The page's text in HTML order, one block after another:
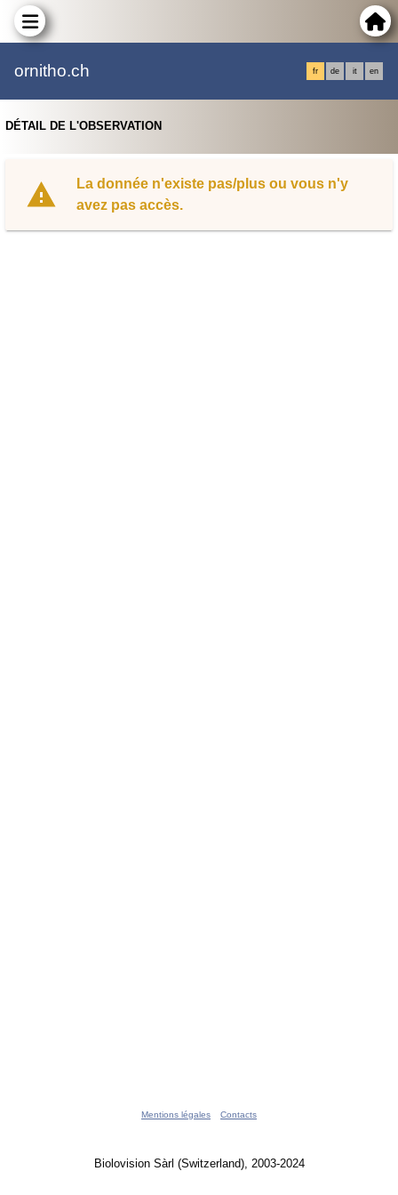
ornitho.ch fr de it en
DÉTAIL DE L'OBSERVATION
La donnée n'existe pas/plus ou vous n'y
avez pas accès.
Mentions légales Contacts
Biolovision Sàrl (Switzerland), 2003-2024